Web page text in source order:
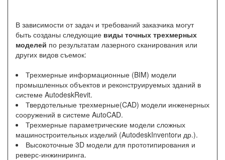
В зависимости от задач и требований заказчика могут
быть созданы следующие виды точных трехмерных
моделей по результатам лазерного сканирования или
других видов съемок:
Трехмерные информационные (BIM) модели
промышленных объектов и реконструируемых зданий в
системе AutodeskRevit.
Твердотельные трехмерные(CAD) модели инженерных
сооружений в системе AutoCAD.
Трехмерные параметрические модели сложных
машиностроительных изделий (AutodeskInventorи др.).
Высокоточные 3D модели для прототипирования и
реверс-инжиниринга.